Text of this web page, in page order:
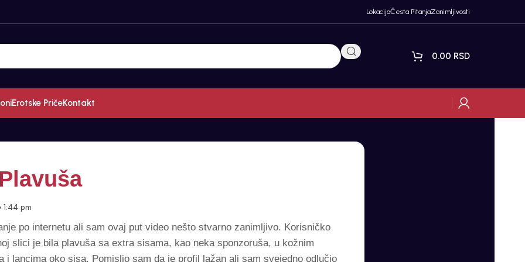
LokacijaČesta PitanjaZanimljivosti
0.00 RSD
Erotske PričeKontakt
1:44 pm
po internetu ali sam ovaj put video nešto stvarno zanimljivo. Korisničko
slici je bila plavuša sa extra sisama, kao neka sponzoruša, u kožnim
i lancima oko sisa. Pomislio sam da je profil lažan ali sam svejedno odlučio